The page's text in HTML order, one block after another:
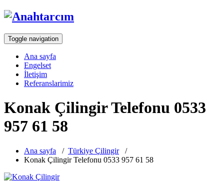
Toggle navigation
Ana sayfa
Engelset
İletişim
Referanslarimiz
Konak Çilingir Telefonu 0533
957 61 58
Ana sayfa / Türkiye Çilingir/
Konak Çilingir Telefonu 0533 957 61 58